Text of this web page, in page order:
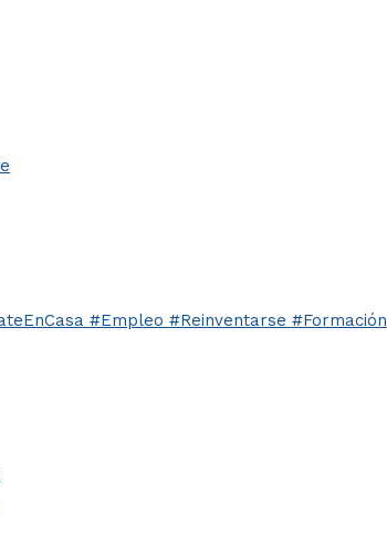
#Empleo #Reinventarse #Formación